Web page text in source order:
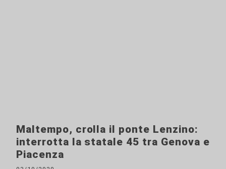
Maltempo, crolla il ponte Lenzino:
interrotta la statale 45 tra Genova e
Piacenza